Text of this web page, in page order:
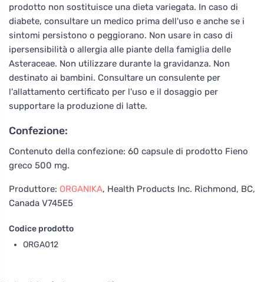
prodotto non sostituisce una dieta variegata. In caso di
diabete, consultare un medico prima dell'uso e anche se i
sintomi persistono o peggiorano. Non usare in caso di
ipersensibilità o allergia alle piante della famiglia delle
Asteraceae. Non utilizzare durante la gravidanza. Non
destinato ai bambini. Consultare un consulente per
l'allattamento certificato per l'uso e il dosaggio per
supportare la produzione di latte.
Confezione:
Contenuto della confezione: 60 capsule di prodotto Fieno
greco 500 mg.
Produttore: ORGANIKA, Health Products Inc. Richmond, BC,
Canada V745E5
Codice prodotto
ORGA012